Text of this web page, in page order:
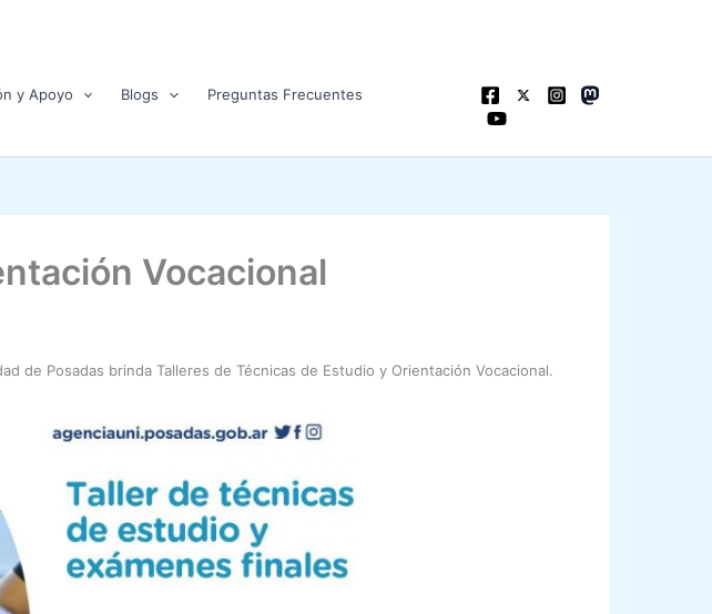
y Apoyo Blogs
Preguntas Frecuentes
Vocacional
de Posadas brinda Talleres de Técnicas de Estudio y Orientación Vocacional.